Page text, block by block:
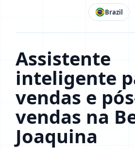
Brazil
Assistente
inteligente
vendas e
vendas na
Joaquina